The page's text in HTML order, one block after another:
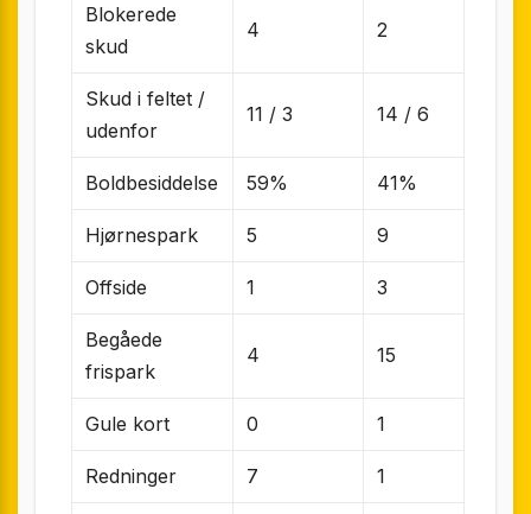
Blokerede
skud
4 2
Skud i feltet /
udenfor
11 / 3 14 / 6
Boldbesiddelse 59% 41%
Hjørnespark 5 9
Offside 1 3
Begåede
frispark
4 15
Gule kort 0 1
Redninger 7 1